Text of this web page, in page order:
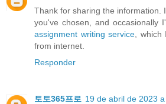
Thank for sharing the information.
you've chosen, and occasionally
assignment writing service ,
from internet.
Responder
토토365프로 19 de abril de 2023